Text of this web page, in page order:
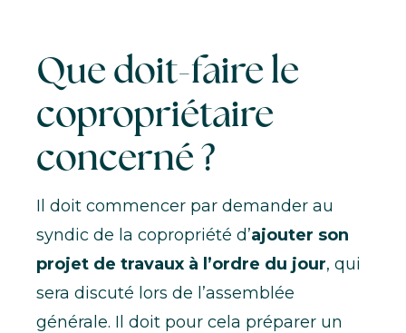
Que doit-faire le
copropriétaire
concerné ?
Il doit commencer par demander au
syndic de la copropriété d’ajouter son
projet de travaux à l’ordre du jour, qui
sera discuté lors de l’assemblée
générale. Il doit pour cela préparer un